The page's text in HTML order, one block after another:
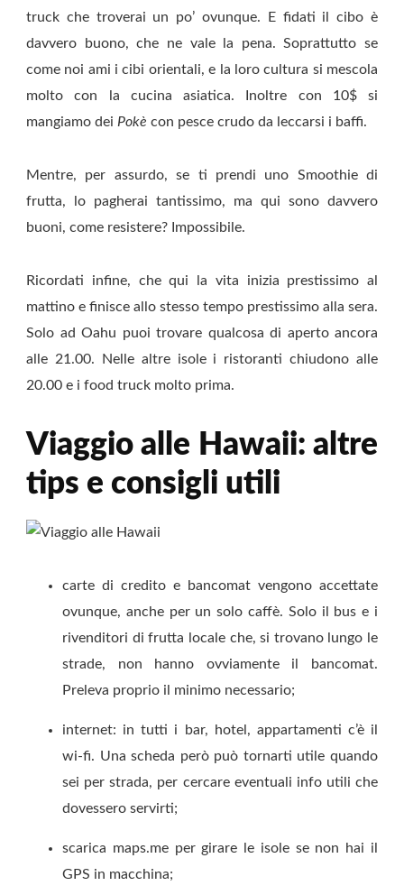
truck che troverai un po’ ovunque. E fidati il cibo è
davvero buono, che ne vale la pena. Soprattutto se
come noi ami i cibi orientali, e la loro cultura si mescola
molto con la cucina asiatica. Inoltre con 10$ si
mangiamo dei Pokè con pesce crudo da leccarsi i baffi.
Mentre, per assurdo, se ti prendi uno Smoothie di
frutta, lo pagherai tantissimo, ma qui sono davvero
buoni, come resistere? Impossibile.
Ricordati infine, che qui la vita inizia prestissimo al
mattino e finisce allo stesso tempo prestissimo alla sera.
Solo ad Oahu puoi trovare qualcosa di aperto ancora
alle 21.00. Nelle altre isole i ristoranti chiudono alle
20.00 e i food truck molto prima.
Viaggio alle Hawaii: a ltre
tips e consigli utili
carte di credito e bancomat vengono accettate
ovunque, anche per un solo caffè. Solo il bus e i
rivenditori di frutta locale che, si trovano lungo le
strade, non hanno ovviamente il bancomat.
Preleva proprio il minimo necessario;
internet: in tutti i bar, hotel, appartamenti c’è il
wi-fi. Una scheda però può tornarti utile quando
sei per strada, per cercare eventuali info utili che
dovessero servirti;
scarica maps.me per girare le isole se non hai il
GPS in macchina;